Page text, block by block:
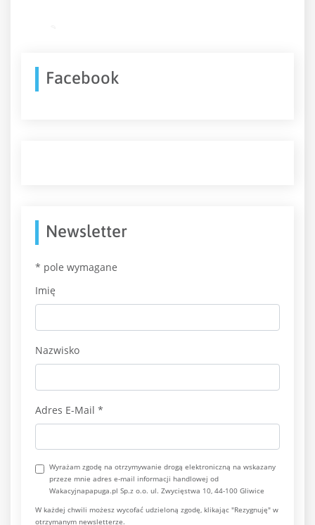
Facebook
Newsletter
* pole wymagane
Imię
Nazwisko
Adres E-Mail *
Wyrażam zgodę na otrzymywanie drogą elektroniczną na wskazany
przeze mnie adres e-mail informacji handlowej od
Wakacyjnapapuga.pl Sp.z o.o. ul. Zwycięstwa 10, 44-100 Gliwice
W każdej chwili możesz wycofać udzieloną zgodę, klikając "Rezygnuję" w
otrzymanym newsletterze.